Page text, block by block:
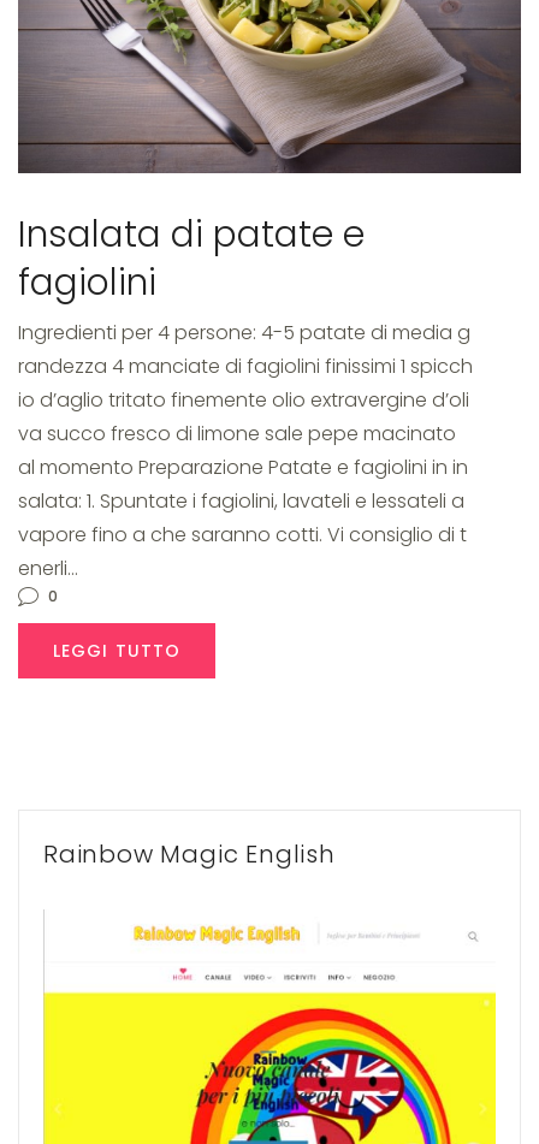
Insalata di patate e
fagiolini
Ingredienti per 4 persone: 4-5 patate di media g
randezza 4 manciate di fagiolini finissimi 1 spicch
io d’aglio tritato finemente olio extravergine d’oli
va succo fresco di limone sale pepe macinato
al momento Preparazione Patate e fagiolini in in
salata: 1. Spuntate i fagiolini, lavateli e lessateli a
vapore fino a che saranno cotti. Vi consiglio di t
enerli…
0
LEGGI TUTTO
Rainbow Magic English